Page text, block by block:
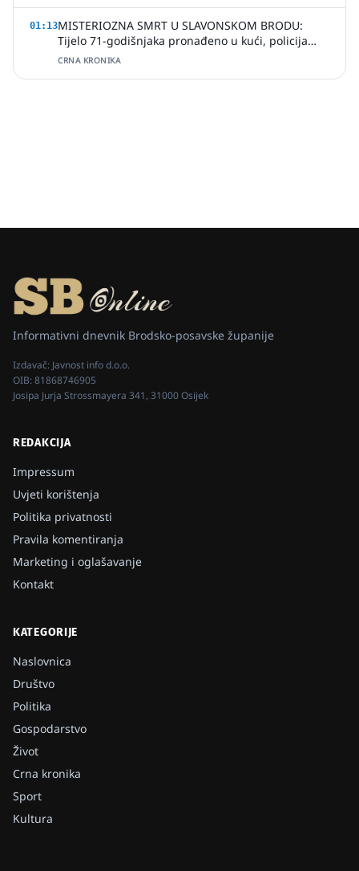
01:13MISTERIOZNA SMRT U SLAVONSKOM BRODU:
Tijelo 71-godišnjaka pronađeno u kući, policija
uhitila jednu osobu
CRNA KRONIKA
Informativni dnevnik Brodsko-posavske županije
Izdavač: Javnost info d.o.o.
OIB:81868746905
Josipa Jurja Strossmayera 341, 31000 Osijek
REDAKCIJA
Impressum
Uvjeti korištenja
Politika privatnosti
Pravila komentiranja
Marketing i oglašavanje
Kontakt
KATEGORIJE
Naslovnica
Društvo
Politika
Gospodarstvo
Život
Crna kronika
Sport
Kultura